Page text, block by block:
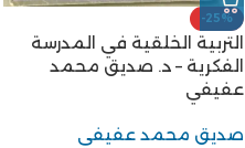
-25%
التربية الخلقية في المدرسة
الفكرية – د. صديق محمد
عفيفي
صديق محمد عفيفي